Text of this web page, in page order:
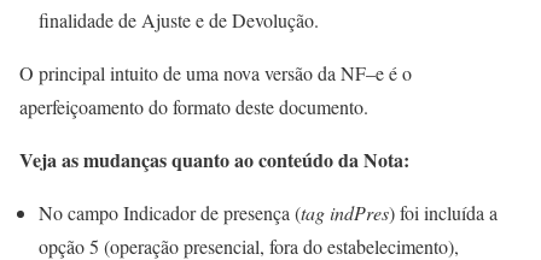
finalidade de Ajuste e de Devolução.
O principal intuito de uma nova versão da NF–e é o
aperfeiçoamento do formato deste documento.
Veja as mudanças quanto ao conteúdo da Nota:
No campo Indicador de presença (tag indPres) foi incluída a
opção 5 (operação presencial, fora do estabelecimento),